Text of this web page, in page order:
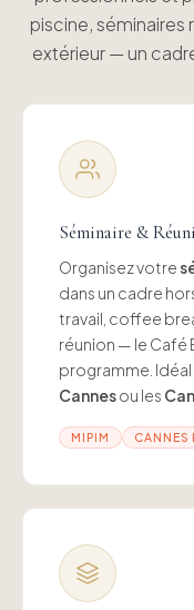
piscine, séminaires
extérieur — un
Séminaire &
Organisez votre
dans un cadre
travail, coffee
réunion — le Café
programme.
Cannesou les
MIPIM CANNES